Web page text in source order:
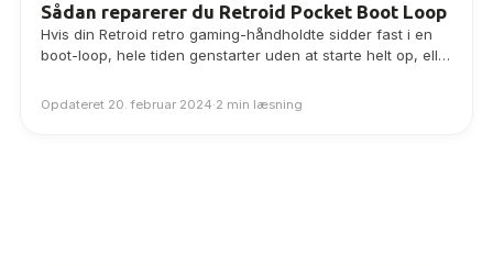
Sådan reparerer du Retroid Pocket Boot Loop
Hvis din Retroid retro gaming-håndholdte sidder fast i en
boot-loop, hele tiden genstarter uden at starte helt op, eller
Opdateret 20. februar 2024·2 min læsning